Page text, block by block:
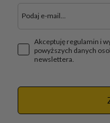
Akceptuję regulamin i
powyższych danych
newslettera.